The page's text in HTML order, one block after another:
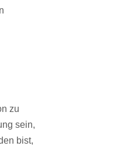
zu
sein,
bist,